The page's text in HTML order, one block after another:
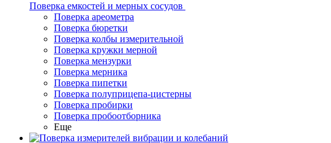
Поверка емкостей и мерных сосудов
Поверка ареометра
Поверка бюретки
Поверка колбы измерительной
Поверка кружки мерной
Поверка мензурки
Поверка мерника
Поверка пипетки
Поверка полуприцепа-цистерны
Поверка пробирки
Поверка пробоотборника
Еще